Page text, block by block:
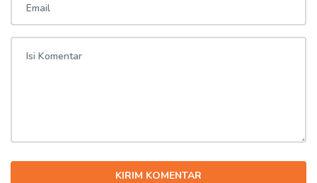
KIRIM KOMENTAR